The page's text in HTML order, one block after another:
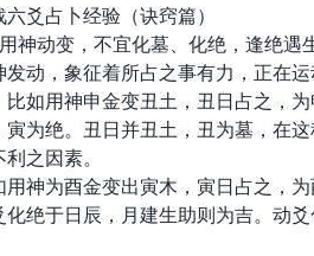
占卜经验（诀窍篇）
动变，不宜化墓、化绝，逢绝遇生
，象征着所占之事有力，正在运
比如用神申金变丑土，丑日占之，
寅为绝。丑日并丑土，丑为墓，在
之因素。
为酉金变出寅木，寅日占之，为
化绝于日辰，月建生助则为吉。动